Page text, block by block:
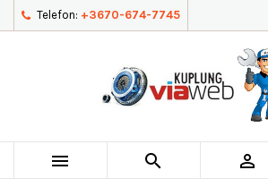
Telefon: +3670-674-7745
  